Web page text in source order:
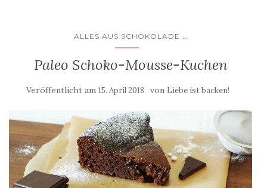
ALLES AUS SCHOKOLADE ...
Paleo Schoko-Mousse-Kuchen
Veröffentlicht am 15. April 2018 von Liebe ist backen!